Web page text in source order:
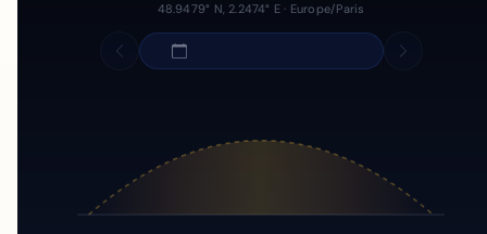
48.9479° N, 2.2474° E · Europe/Paris